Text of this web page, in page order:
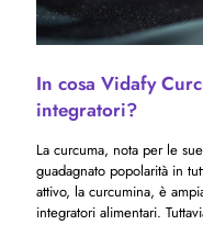
In cosa Vidafy
integratori?
La curcuma, nota per le
guadagnato popolarità in
attivo, la curcumina, è
integratori alimentari.